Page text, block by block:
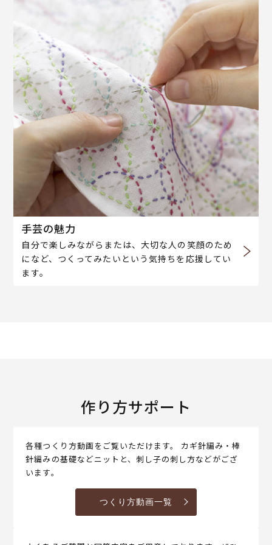
手芸の魅力
自分で楽しみながらまたは、大切な人の笑顔のため
になど、つくってみたいという気持ちを応援してい
ます。
作り方サポート
各種つくり方動画をご覧いただけます。 カギ針編み・棒
針編みの基礎などニットと、刺し子の刺し方などがござ
います。
つくり方動画一覧